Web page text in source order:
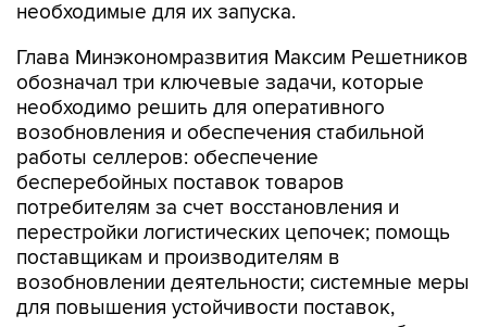
Глава Минэкономразвития Максим Решетников
необходимо решить для оперативного
возобновления и обеспечения стабильной
работы селлеров: обеспечение
бесперебойных поставок товаров
потребителям за счет восстановления и
перестройки логистических цепочек; помощь
поставщикам и производителям в
возобновлении деятельности; системные меры
для повышения устойчивости поставок,
увеличения товарных запасов, роста гибкости
и оперативности доставки.